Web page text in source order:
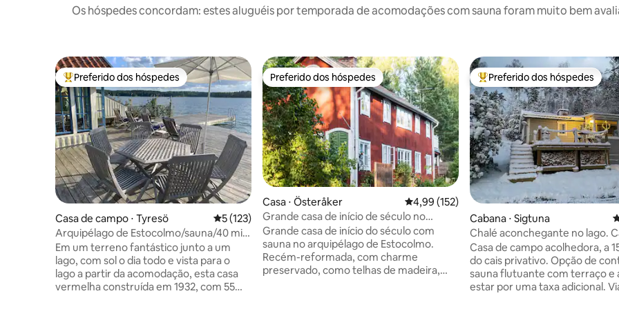
Os hóspedes concordam: estes aluguéis por temporada de acomodações com sauna foram muito bem
Entre os melhores preferidos dos hóspedes
Preferido dos hóspedes
Casa de campo ⋅ Tyresö 5 de uma avaliação média de 5, 123 avaliações
5 (123)
Arquipélago de Estocolmo/sauna/40 min
para a cidade
Em um terreno fantástico junto a um
lago, com sol o dia todo e vista para o
lago a partir da acomodação, esta casa
vermelha construída em 1932, com 55
Preferido dos hóspedes
Preferido dos hóspedes
Casa ⋅ Österåker 4,99 de uma avaliação média de 5, 152
4,99 (152)
Grande casa de início de século no
arquipélago.
Grande casa de início do século com
sauna no arquipélago de Estocolmo.
Recém-reformada, com charme
preservado, como telhas de madeira,
Entre os melhores preferidos
Preferido dos hóspedes
Cabana ⋅ Sigtuna
Chalé aconchegante no lago.
privativo. Sauna flutuante.
Casa de campo acolhedora, a
do cais privativo. Opção de
sauna flutuante com terraço e
estar por uma taxa adicional.